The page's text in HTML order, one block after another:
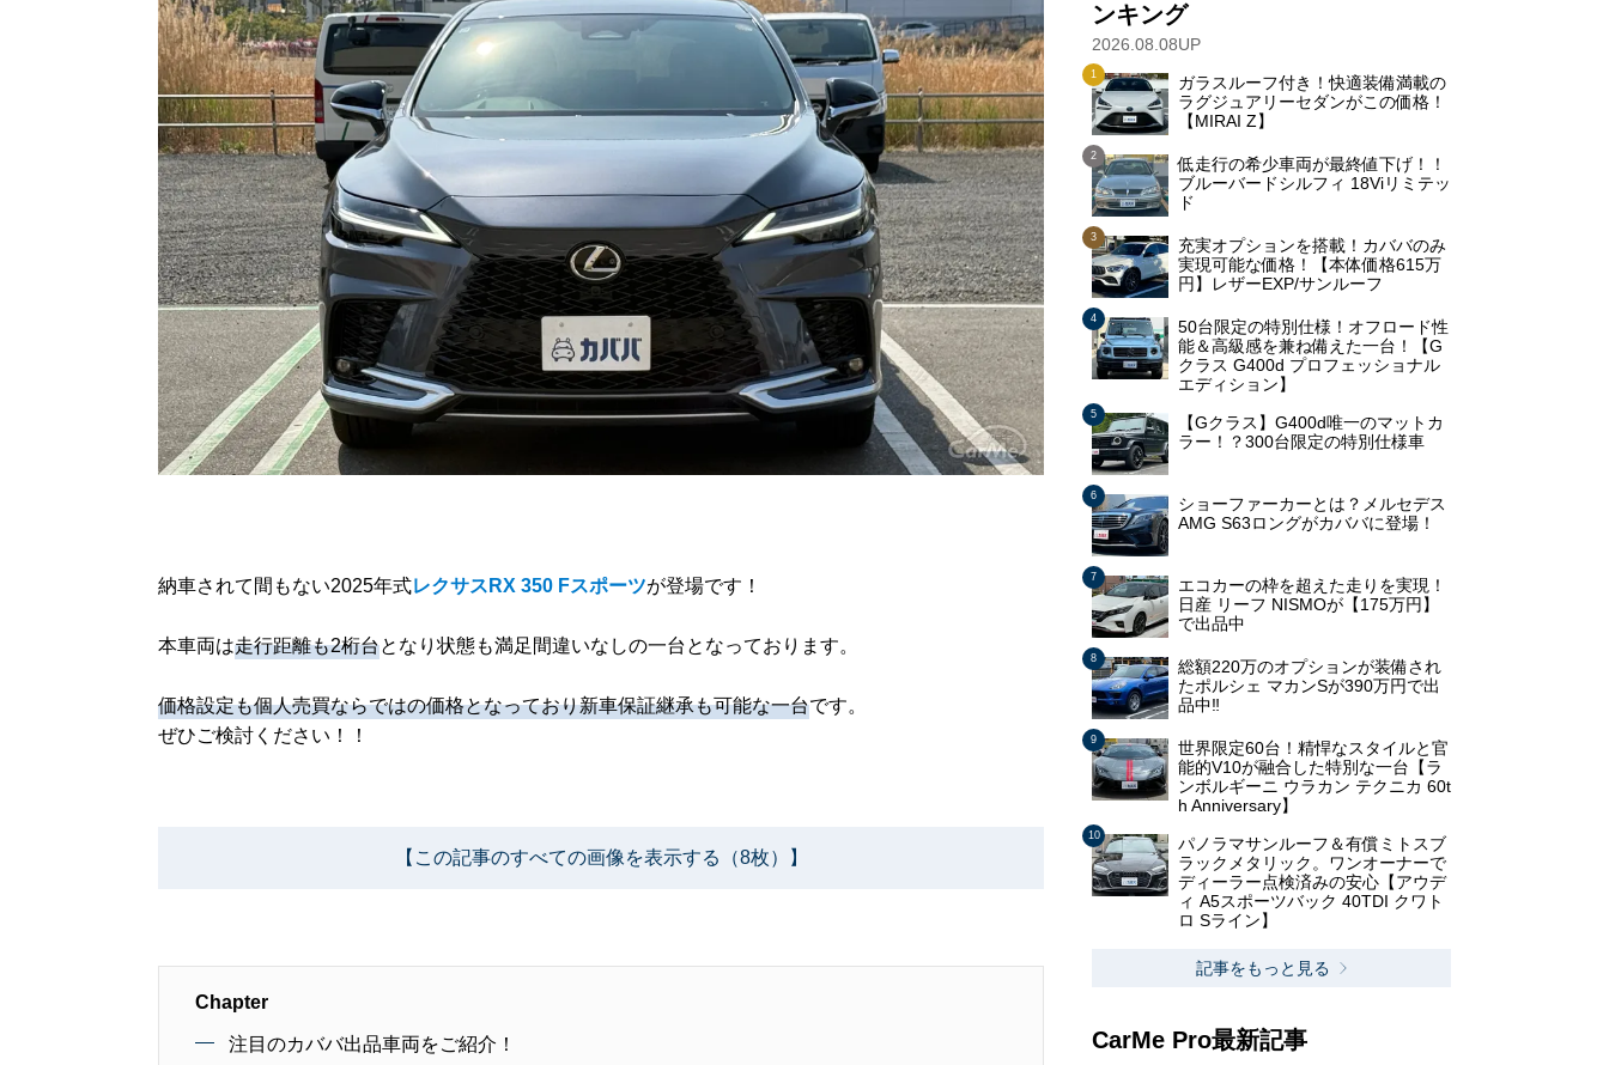
納車されて間もない2025年式レクサスRX 350 Fスポーツが登場です！
本車両は走行距離も2桁台となり状態も満足間違いなしの一台となっております。
価格設定も個人売買ならではの価格となっており新車保証継承も可能な一台です。
ぜひご検討ください！！
【この記事のすべての画像を表示する（8枚）】
Chapter
注目のカババ出品車両をご紹介！
ンキング
2026.08.08UP
ガラスルーフ付き！快適装備満載の
ラグジュアリーセダンがこの価格！
【MIRAI Z】
低走行の希少車両が最終値下げ！！
ブルーバードシルフィ 18Viリミテッ
ド
充実オプションを搭載！カババのみ
実現可能な価格！【本体価格615万
円】レザーEXP/サンルーフ
50台限定の特別仕様！オフロード性
能＆高級感を兼ね備えた一台！【G
クラス G400d プロフェッショナル
エディション】
【Gクラス】G400d唯一のマットカ
ラー！？300台限定の特別仕様車
ショーファーカーとは？メルセデス
AMG S63ロングがカババに登場！
エコカーの枠を超えた走りを実現！
日産 リーフ NISMOが【175万円】
で出品中
総額220万のオプションが装備され
たポルシェ マカンSが390万円で出
品中‼
世界限定60台！精悍なスタイルと官
能的V10が融合した特別な一台【ラ
ンボルギーニ ウラカン テクニカ 60t
h Anniversary】
パノラマサンルーフ＆有償ミトスブ
ラックメタリック。ワンオーナーで
ディーラー点検済みの安心【アウデ
ィ A5スポーツバック 40TDI クワト
ロ Sライン】
記事をもっと見る
CarMe Pro最新記事